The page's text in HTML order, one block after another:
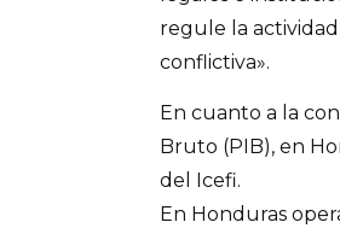
regule la
conflictiva».
En cuanto a la
Bruto (PIB), en
del Icefi.
En Honduras